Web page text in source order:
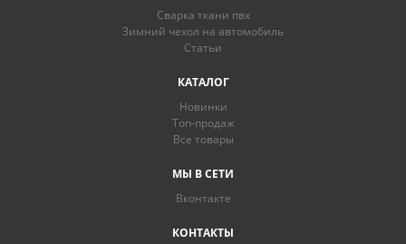
Сварка ткани пвх
Зимний чехол на автомобиль
Статьи
КАТАЛОГ
Новинки
Топ-продаж
Все товары
МЫ В СЕТИ
Вконтакте
КОНТАКТЫ